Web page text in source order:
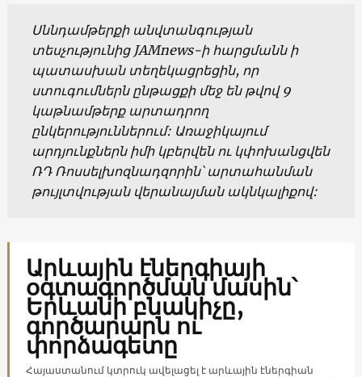
Սննդամթերքի անվտանգության
տեսչությունից JAMnews-ի հարցմանն ի
պատասխան տեղեկացրեցին, որ
ստուգումներն ընթացքի մեջ են թվով 9
կաթնամթերք արտադրող
ընկերություններում: Առաջիկայում
արդյունքներն իմի կբերվեն ու կփոխանցվեն
ՌԴ Ռոսսելխոզնադզորին՝ արտահանման
թույլտվության վերանայման ակնկալիքով:
Արևային էներգիայի
օգտագործման մասին՝
Երևանի բնակիչը,
գործարարն ու
փորձագետը
Հայաստանում կտրուկ ավելացել է արևային էներգիան